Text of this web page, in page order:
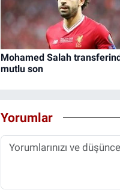
Mohamed Salah
mutlu son
Yorumlar